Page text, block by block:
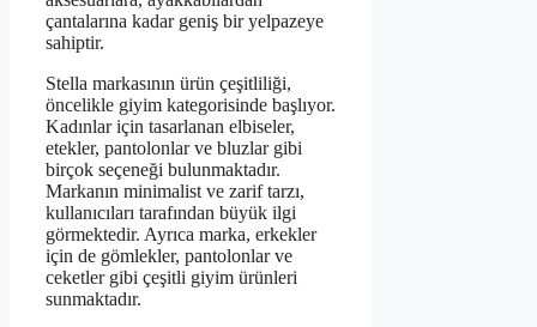
çantalarına kadar geniş bir yelpazeye
sahiptir.
Stella markasının ürün çeşitliliği,
öncelikle giyim kategorisinde başlıyor.
Kadınlar için tasarlanan elbiseler,
etekler, pantolonlar ve bluzlar gibi
birçok seçeneği bulunmaktadır.
Markanın minimalist ve zarif tarzı,
kullanıcıları tarafından büyük ilgi
görmektedir. Ayrıca marka, erkekler
için de gömlekler, pantolonlar ve
ceketler gibi çeşitli giyim ürünleri
sunmaktadır.